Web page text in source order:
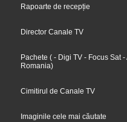
Rapoarte de recepție
Director Canale TV
Pachete (- Digi TV - Focus Sat-
Romania)
Cimitirul de Canale TV
Imaginile cele mai căutate